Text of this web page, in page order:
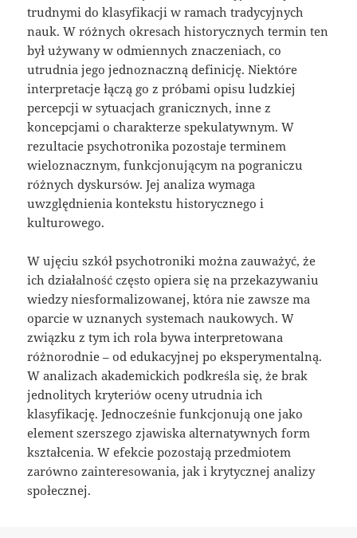
trudnymi do klasyfikacji w ramach tradycyjnych
nauk. W różnych okresach historycznych termin ten
był używany w odmiennych znaczeniach, co
utrudnia jego jednoznaczną definicję. Niektóre
interpretacje łączą go z próbami opisu ludzkiej
percepcji w sytuacjach granicznych, inne z
koncepcjami o charakterze spekulatywnym. W
rezultacie psychotronika pozostaje terminem
wieloznacznym, funkcjonującym na pograniczu
różnych dyskursów. Jej analiza wymaga
uwzględnienia kontekstu historycznego i
kulturowego.
W ujęciu szkół psychotroniki można zauważyć, że
ich działalność często opiera się na przekazywaniu
wiedzy niesformalizowanej, która nie zawsze ma
oparcie w uznanych systemach naukowych. W
związku z tym ich rola bywa interpretowana
różnorodnie – od edukacyjnej po eksperymentalną.
W analizach akademickich podkreśla się, że brak
jednolitych kryteriów oceny utrudnia ich
klasyfikację. Jednocześnie funkcjonują one jako
element szerszego zjawiska alternatywnych form
kształcenia. W efekcie pozostają przedmiotem
zarówno zainteresowania, jak i krytycznej analizy
społecznej.